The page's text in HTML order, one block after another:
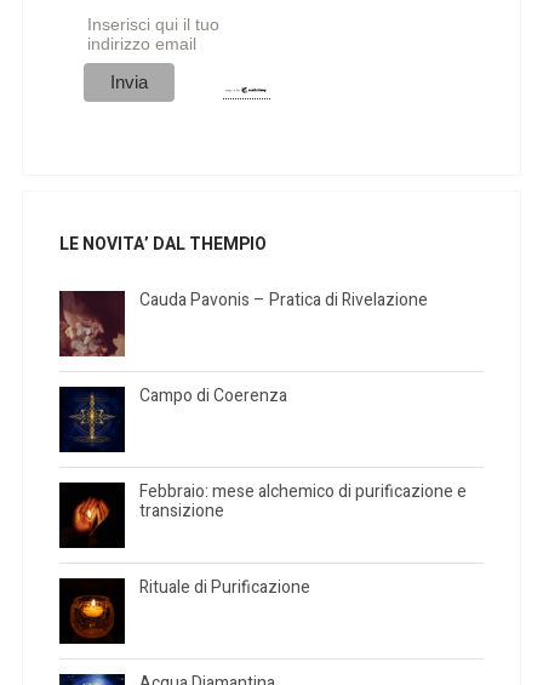
Inserisci qui il tuo
indirizzo email
LE NOVITA’ DAL THEMPIO
Cauda Pavonis – Pratica di Rivelazione
Campo di Coerenza
Febbraio: mese alchemico di purificazione e
transizione
Rituale di Purificazione